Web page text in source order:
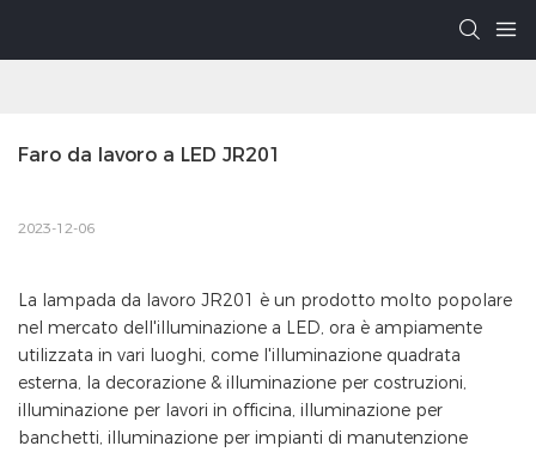
Faro da lavoro a LED JR201
2023-12-06
La lampada da lavoro JR201 è un prodotto molto popolare
nel mercato dell'illuminazione a LED, ora è ampiamente
utilizzata in vari luoghi, come l'illuminazione quadrata
esterna, la decorazione & illuminazione per costruzioni,
illuminazione per lavori in officina, illuminazione per
banchetti, illuminazione per impianti di manutenzione